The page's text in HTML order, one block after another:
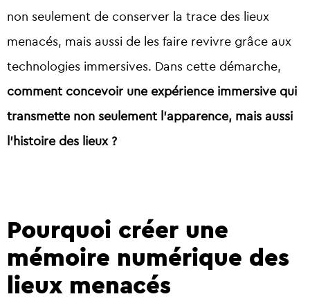
non seulement de conserver la trace des lieux
menacés, mais aussi de les faire revivre grâce aux
technologies immersives. Dans cette démarche,
comment concevoir une expérience immersive qui
transmette non seulement l’apparence, mais aussi
l’histoire des lieux ?
Pourquoi créer une
mémoire numérique des
lieux menacés